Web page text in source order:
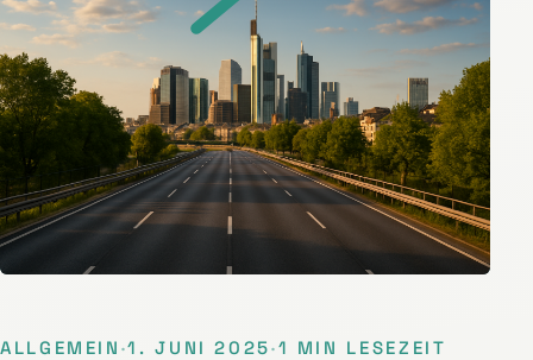
ALLGEMEIN ·1. JUNI 2025·1 MIN LESEZEIT